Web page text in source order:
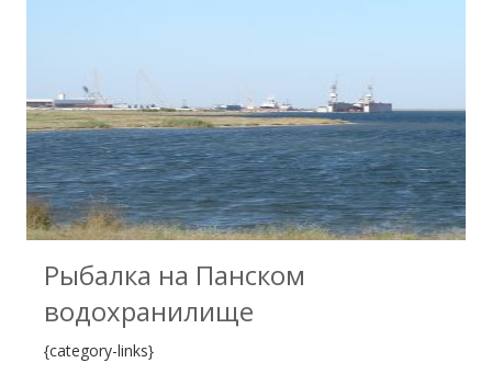
0
Рыбалка на Панском
водохранилище
{category-links}